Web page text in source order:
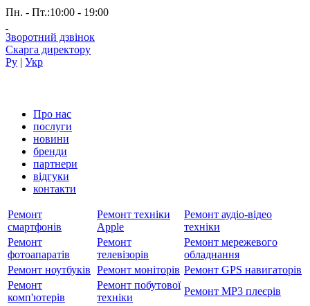
Пн. - Пт.:10:00 - 19:00
Зворотний дзвінок
Скарга директору
Ру | Укр
Про нас
послуги
новини
бренди
партнери
вiдгуки
контакти
Ремонт
смартфонів
Ремонт техніки
Apple
Ремонт аудіо-відео
техніки
Ремонт
фотоапаратів
Ремонт
телевізорів
Ремонт мережевого
обладнання
Ремонт ноутбуків Ремонт моніторів Ремонт GPS навигаторів
Ремонт
комп'ютерів
Ремонт побутової
техніки
Ремонт MP3 плеєрів